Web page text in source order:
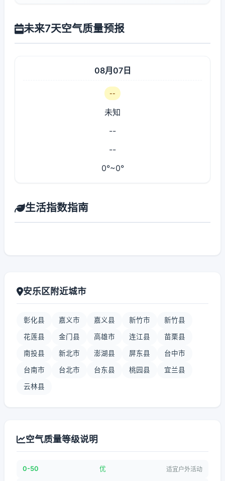
未来7天空气质量预报
08月07日
--
未知
--
--
0°~0°
生活指数指南
安乐区附近城市
彰化县 嘉义市 嘉义县 新竹市 新竹县
花莲县 金门县 高雄市 连江县 苗栗县
南投县 新北市 澎湖县 屏东县 台中市
台南市 台北市 台东县 桃园县 宜兰县
云林县
空气质量等级说明
0-50 优 适宜户外活动